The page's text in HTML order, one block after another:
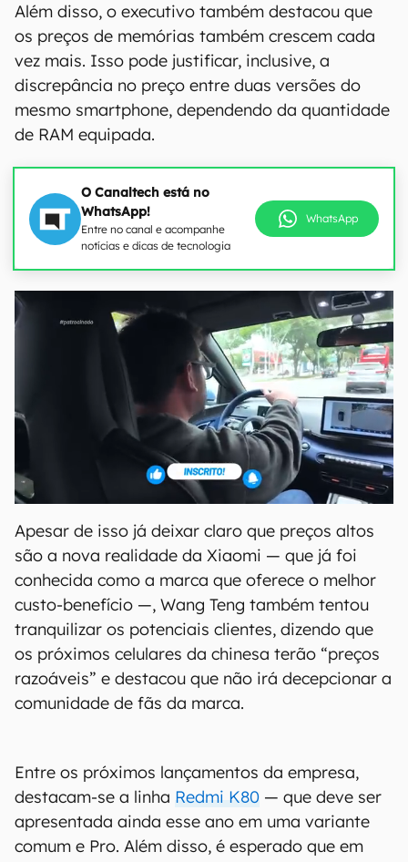
Além disso, o executivo também destacou que
os preços de memórias também crescem cada
vez mais. Isso pode justificar, inclusive, a
discrepância no preço entre duas versões do
mesmo smartphone, dependendo da quantidade
de RAM equipada.
O Canaltech está no
WhatsApp!
Entre no canal e acompanhe
notícias e dicas de tecnologia
WhatsApp
Apesar de isso já deixar claro que preços altos
são a nova realidade da Xiaomi — que já foi
conhecida como a marca que oferece o melhor
custo-benefício —, Wang Teng também tentou
tranquilizar os potenciais clientes, dizendo que
os próximos celulares da chinesa terão “preços
razoáveis” e destacou que não irá decepcionar a
comunidade de fãs da marca.
Entre os próximos lançamentos da empresa,
destacam-se a linha Redmi K80 — que deve ser
apresentada ainda esse ano em uma variante
comum e Pro. Além disso, é esperado que em